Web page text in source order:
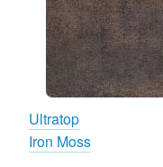
Ultratop
Iron Moss